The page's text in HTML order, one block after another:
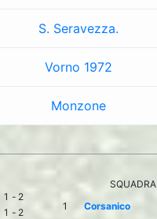
S. Seravezza.
Vorno 1972
Monzone
1 - 2
1 - 2
SQUADRA
1
Corsanico